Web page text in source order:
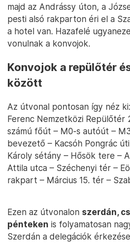
majd az Andrássy úton, a
pesti alsó rakparton éri el a
a hotel van. Hazafelé
vonulnak a konvojok.
Konvojok a repülőtér
között
Az útvonal pontosan így néz
Ferenc Nemzetközi Repülőtér
számú főút – M0-s autóút –
bevezető – Kacsóh Pongrác
Károly sétány – Hősök tere –
Attila utca – Széchenyi tér –
rakpart – Március 15. tér –
Ezen az útvonalon szerdán,
pénteken is folyamatosan
Szerdán a delegációk